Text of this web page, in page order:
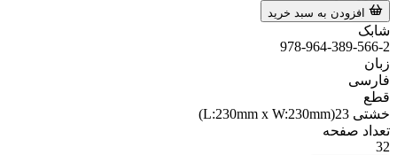
افزودن به سبد خرید
شابک
978-964-389-566-2
زبان
فارسی
قطع
خشتی 23(L:230mm x W:230mm)
تعداد صفحه
32